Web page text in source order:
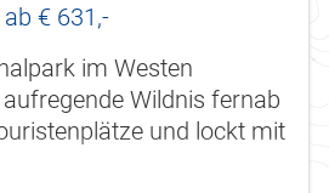
ab € 631,-
im Westen
Wildnis fernab
und lockt mit